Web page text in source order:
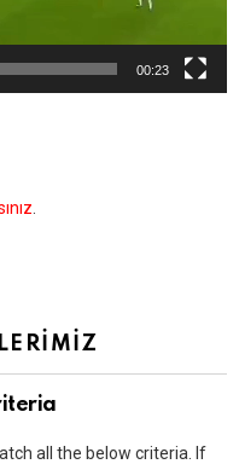
00:23
all the below criteria. If